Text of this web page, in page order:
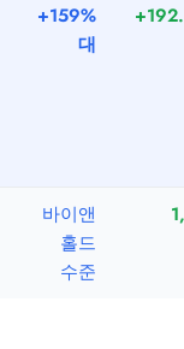
+159%
대
바이앤
홀드
수준